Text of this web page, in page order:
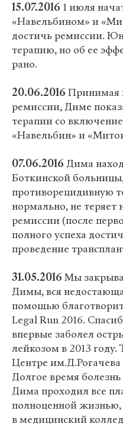
15.07.2016 1 июля
«Навельбином» и
достичь ремиссии.
терапию, но об ее
рано.
20.06.2016 Принимая
ремиссии, Диме
терапии со
«Навельбин» и
07.06.2016 Дима
Боткинской
противорецидивную
нормально, не
ремиссии (после
полного успеха
проведение
31.05.2016 Мы
Димы, вся
помощью
Legal Run 2016.
впервые заболел
лейкозом в 2013
Центре
Долгое время
Дима проходил все
полноценной жизнью,
в медицинский